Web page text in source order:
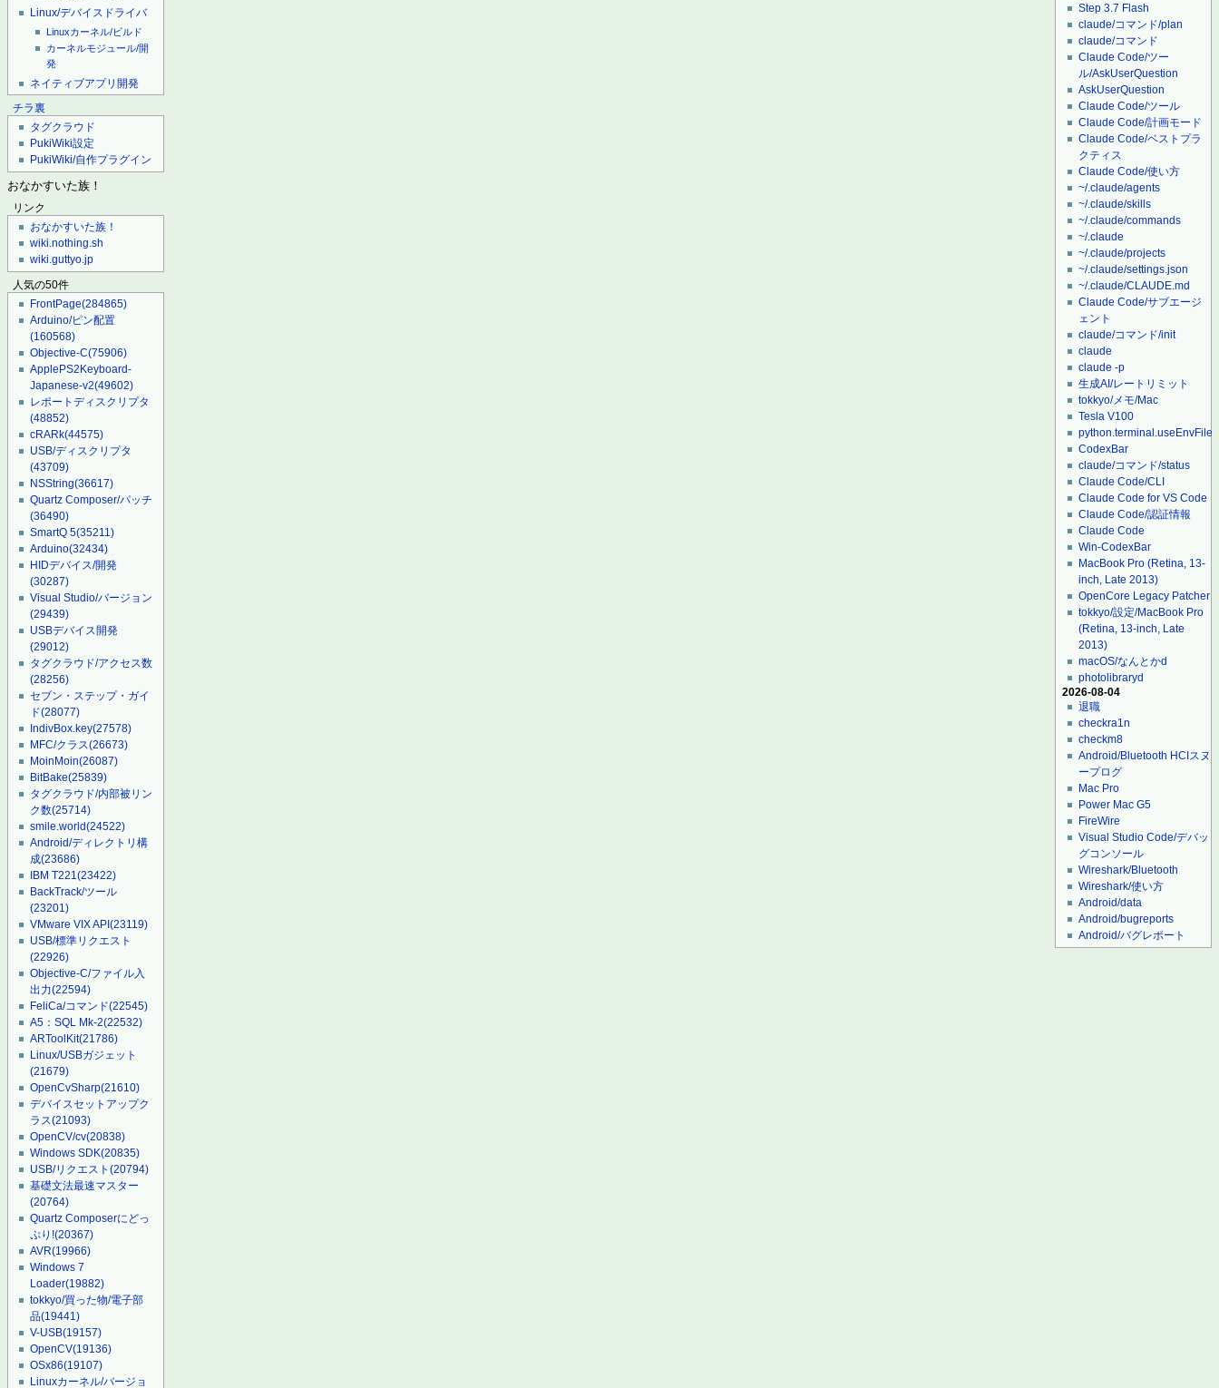
Linux/デバイスドライバ
Linuxカーネル/ビルド
カーネルモジュール/開
発
ネイティブアプリ開発
チラ裏
タグクラウド
PukiWiki設定
PukiWiki/自作プラグイン
おなかすいた族！
リンク
おなかすいた族！
wiki.nothing.sh
wiki.guttyo.jp
人気の50件
FrontPage(284865)
Arduino/ピン配置
(160568)
Objective-C(75906)
ApplePS2Keyboard-
Japanese-v2(49602)
レポートディスクリプタ
(48852)
cRARk(44575)
USB/ディスクリプタ
(43709)
NSString(36617)
Quartz Composer/パッチ
(36490)
SmartQ 5(35211)
Arduino(32434)
HIDデバイス/開発
(30287)
Visual Studio/バージョン
(29439)
USBデバイス開発
(29012)
タグクラウド/アクセス数
(28256)
セブン・ステップ・ガイ
ド(28077)
IndivBox.key(27578)
MFC/クラス(26673)
MoinMoin(26087)
BitBake(25839)
タグクラウド/内部被リン
ク数(25714)
smile.world(24522)
Android/ディレクトリ構
成(23686)
IBM T221(23422)
BackTrack/ツール
(23201)
VMware VIX API(23119)
USB/標準リクエスト
(22926)
Objective-C/ファイル入
出力(22594)
FeliCa/コマンド(22545)
A5：SQL Mk-2(22532)
ARToolKit(21786)
Linux/USBガジェット
(21679)
OpenCvSharp(21610)
デバイスセットアップク
ラス(21093)
OpenCV/cv(20838)
Windows SDK(20835)
USB/リクエスト(20794)
基礎文法最速マスター
(20764)
Quartz Composerにどっ
ぷり!(20367)
AVR(19966)
Windows 7
Loader(19882)
tokkyo/買った物/電子部
品(19441)
V-USB(19157)
OpenCV(19136)
OSx86(19107)
Linuxカーネル/バージョ
Step 3.7 Flash
claude/コマンド/plan
claude/コマンド
Claude Code/ツー
ル/AskUserQuestion
AskUserQuestion
Claude Code/ツール
Claude Code/計画モード
Claude Code/ベストプラ
クティス
Claude Code/使い方
~/.claude/agents
~/.claude/skills
~/.claude/commands
~/.claude
~/.claude/projects
~/.claude/settings.json
~/.claude/CLAUDE.md
Claude Code/サブエージ
ェント
claude/コマンド/init
claude
claude -p
生成AI/レートリミット
tokkyo/メモ/Mac
Tesla V100
python.terminal.useEnvFile
CodexBar
claude/コマンド/status
Claude Code/CLI
Claude Code for VS Code
Claude Code/認証情報
Claude Code
Win-CodexBar
MacBook Pro (Retina, 13-
inch, Late 2013)
OpenCore Legacy Patcher
tokkyo/設定/MacBook Pro
(Retina, 13-inch, Late
2013)
macOS/なんとかd
photolibraryd
2026-08-04
退職
checkra1n
checkm8
Android/Bluetooth HCIスヌ
ープログ
Mac Pro
Power Mac G5
FireWire
Visual Studio Code/デバッ
グコンソール
Wireshark/Bluetooth
Wireshark/使い方
Android/data
Android/bugreports
Android/バグレポート